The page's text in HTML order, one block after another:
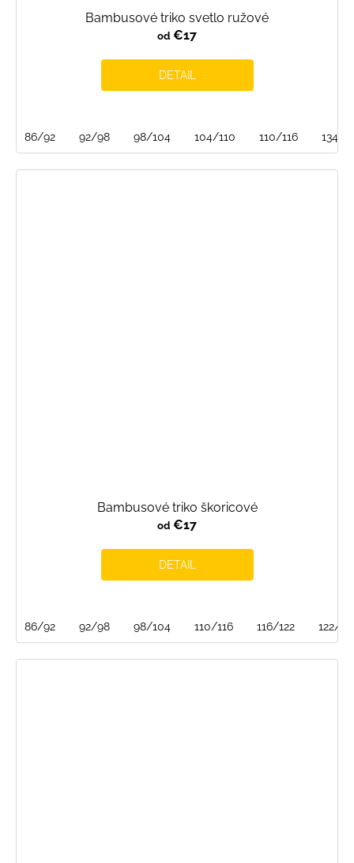
Bambusové triko svetlo ružové
od €17
DETAIL
86/92 92/98 98/104 104/110 110/116 134/
Bambusové triko škoricové
od €17
DETAIL
86/92 92/98 98/104 110/116 116/122 122/